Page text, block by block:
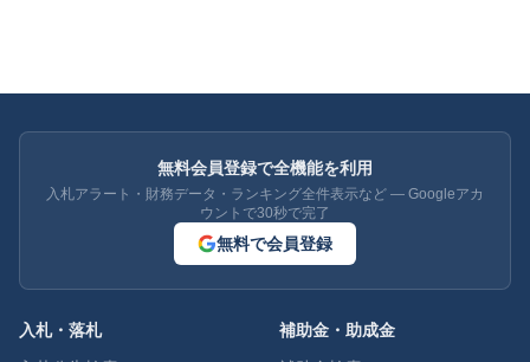
無料会員登録で全機能を利用
入札アラート・財務データ・ランキング全件表示など — Googleアカ
ウントで30秒で完了
無料で会員登録
入札・落札
補助金・助成金